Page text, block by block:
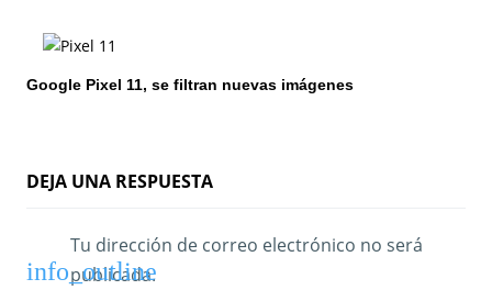
n
t
a
a
Google Pixel 11, se filtran nuevas imágenes
DEJA UNA RESPUESTA
Tu dirección de correo electrónico no será
publicada.